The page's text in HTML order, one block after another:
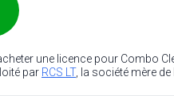
une licence pour Combo
par RCS LT, la société mère de